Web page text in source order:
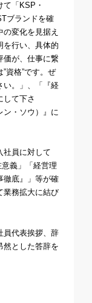
「KSP・
ブランドを確
変化を見据え
を行い、具体的
価が、仕事に繋
資格”です。ぜ
い。」、「『経
して下さ
ン・ソウ）』に
社員に対して
義」「経営理
徹底』」等が確
業務拡大に結び
員代表挨拶、辞
然とした答辞を